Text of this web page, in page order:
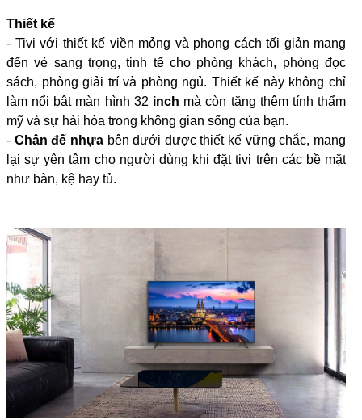
Thiết kế
- Tivi với thiết kế viền mỏng và phong cách tối giản mang
đến vẻ sang trọng, tinh tế cho phòng khách, phòng đọc
sách, phòng giải trí và phòng ngủ. Thiết kế này không chỉ
làm nổi bật màn hình 32 inch mà còn tăng thêm tính thẩm
mỹ và sự hài hòa trong không gian sống của bạn.
- Chân đế nhựabên dưới được thiết kế vững chắc, mang
lại sự yên tâm cho người dùng khi đặt tivi trên các bề mặt
như bàn, kệ hay tủ.
Thông tin lắp đặt
Kích thước có chân, đặt bàn
Ngang 95.47 cm - Cao 60.87 cm - Dày 21.16
cm
Khối lượng có chân 6.2 kg
Kích thước không chân, treo
tường
Ngang 95.47 cm - Cao 55.99 cm - Dày 8.64
cm
Khối lượng không chân 6 kg
Nơi sản xuất
Chất liệu chân đế Nhựa
Năm ra mắt 2024
AQUA